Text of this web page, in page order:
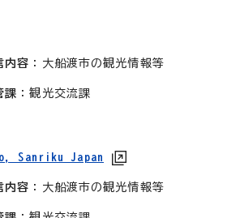
内容 ：大船渡市の観光情報等
課 ：観光交流課
Sanriku Japan
内容 ：大船渡市の観光情報等